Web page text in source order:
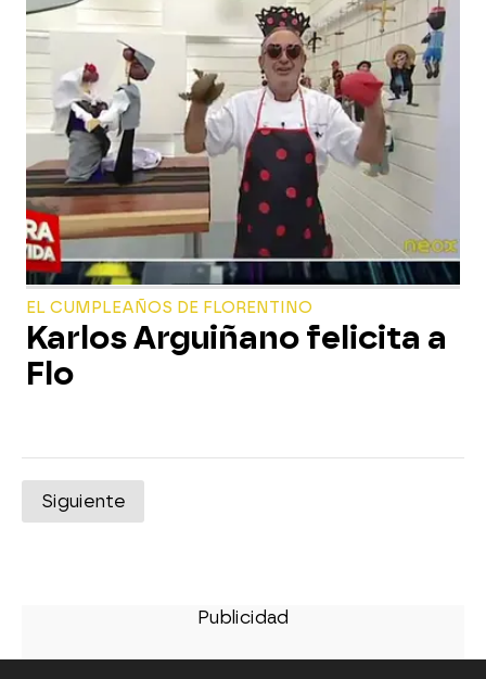
EL CUMPLEAÑOS DE FLORENTINO
Karlos Arguiñano felicita a
Flo
Siguiente